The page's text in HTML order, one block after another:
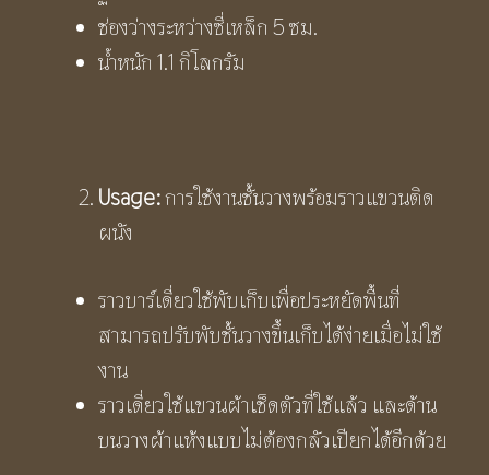
ช่องว่างระหว่างซี่เหล็ก 5 ซม.
น้ำหนัก 1.1 กิโลกรัม
Usage:การใช้งานชั้นวางพร้อมราวแขวนติด
ผนัง
ราวบาร์เดี่ยวใช้พับเก็บเพื่อประหยัดพื้นที่
สามารถปรับพับชั้นวางขึ้นเก็บได้ง่ายเมื่อไม่ใช้
งาน
ราวเดี่ยวใช้แขวนผ้าเช็ดตัวที่ใช้แล้ว และด้าน
บนวางผ้าแห้งแบบไม่ต้องกลัวเปียกได้อีกด้วย